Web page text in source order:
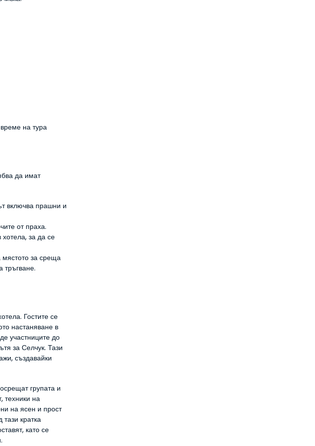
на тура
да имат
включва прашни и
от праха.
хотела, за да се
мястото за среща
тръгване.
Гостите се
настаняване в
участниците до
за Селчук. Тази
създавайки
групата и
техники на
на ясен и прост
кратка
като се